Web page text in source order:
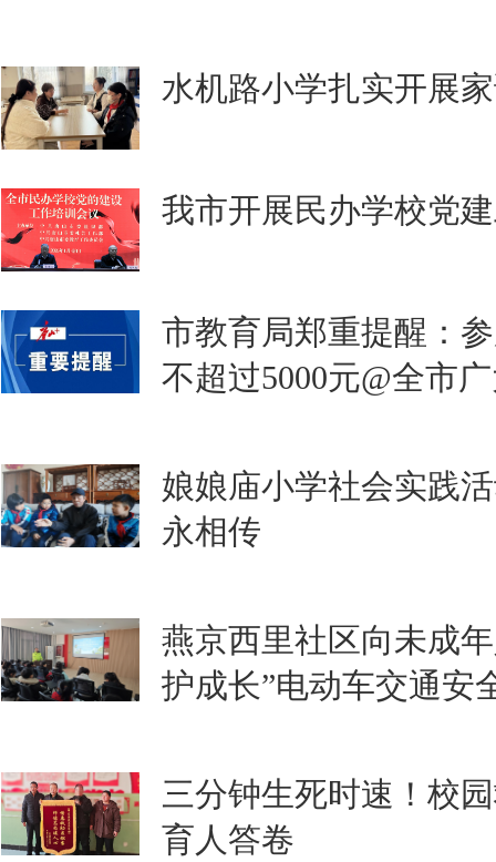
水机路小学扎实开展
我市开展民办学校党
市教育局郑重提醒：
不超过5000元@全市
娘娘庙小学社会实践
永相传
燕京西里社区向未成
护成长”电动车交通安
三分钟生死时速！校
育人答卷